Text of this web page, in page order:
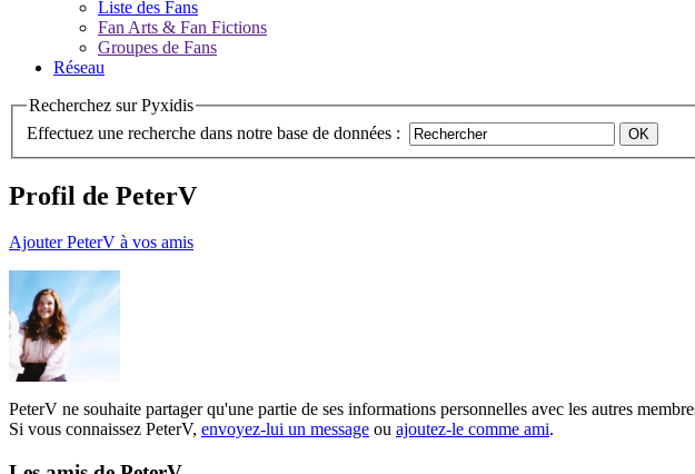
Liste des Fans
Fan Arts & Fan Fictions
Groupes de Fans
Réseau
Recherchez sur Pyxidis
Effectuez une recherche dans notre base de données :
Profil de PeterV
Ajouter PeterV à vos amis
PeterV ne souhaite partager qu'une partie de ses informations personnelles avec les autres
Si vous connaissez PeterV, envoyez-lui un message ou ajoutez-le comme ami.